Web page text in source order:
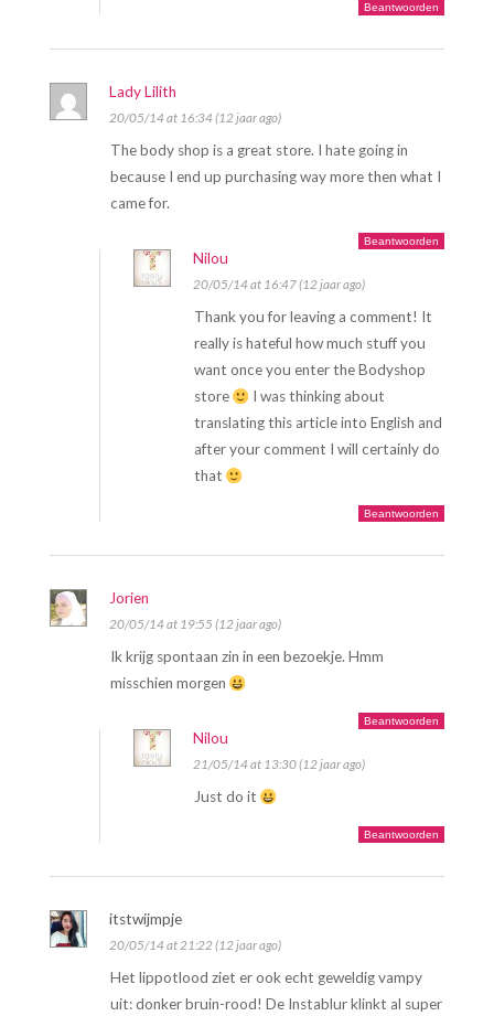
Beantwoorden
Lady Lilith
20/05/14 at 16:34 (12 jaar ago)
The body shop is a great store. I hate going in
because I end up purchasing way more then what I
came for.
Beantwoorden
Nilou
20/05/14 at 16:47 (12 jaar ago)
Thank you for leaving a comment! It
really is hateful how much stuff you
want once you enter the Bodyshop
store
I was thinking about
translating this article into English and
after your comment I will certainly do
that
Beantwoorden
Jorien
20/05/14 at 19:55 (12 jaar ago)
Ik krijg spontaan zin in een bezoekje. Hmm
misschien morgen
Beantwoorden
Nilou
21/05/14 at 13:30 (12 jaar ago)
Just do it
Beantwoorden
itstwijmpje
20/05/14 at 21:22 (12 jaar ago)
Het lippotlood ziet er ook echt geweldig vampy
uit: donker bruin-rood! De Instablur klinkt al super